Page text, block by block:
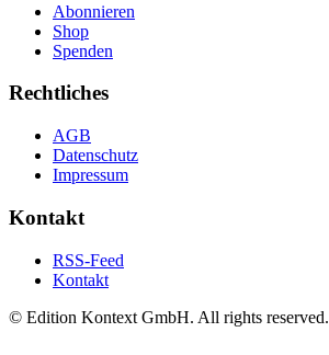
Abonnieren
Shop
Spenden
Rechtliches
AGB
Datenschutz
Impressum
Kontakt
RSS-Feed
Kontakt
© Edition Kontext GmbH. All rights reserved.